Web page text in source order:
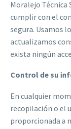
Moralejo
cumplir con el
segura. Usamos
actualizamos
exista ningún
Control de su
En cualquier
recopilación o el
proporcionada a